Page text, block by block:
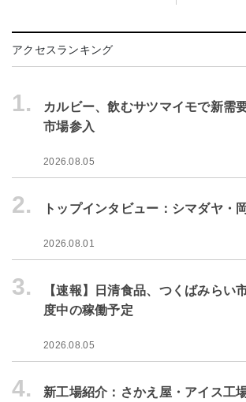
アクセスランキング
1.
カルビー、飲むサツマイモで新需
市場参入
2026.08.05
2. トップインタビュー：シマダヤ・
2026.08.01
3.
【速報】日清食品、つくばみら
度中の稼働予定
2026.08.05
4.
新工場紹介：さかえ屋・アイス